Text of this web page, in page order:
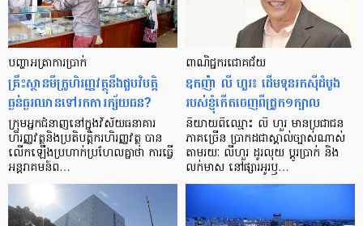
បញ្ហា​អត្រា​ការប្រាក់
គ្រឹះស្ថាន​មីក្រូ​ហិរញ្ញវត្ថុ​នឹង​ជួប​វិបត្តិ​
ធ្ងន់ធ្ងរ​ឈាន​ទៅ​រក​ការ​ក្ស័យធន?
ក្រុម​អ្នក​ជំនាញ​នៅ​ក្នុង​វិស័យ​ធនាគារ
ហិរញ្ញវត្ថុ​និង​ប្រតិបត្តិករ​ហិរញ្ញ​វត្ថុ បាន​​
លើក​ឡើង​ប្រហាក់​ប្រហែល​គ្នា​ថា ការ​ធ្វើ​
អន្តរាគមន៍​ព…
ពាណិជ្ជករជោគជ័យ
ឧកញ៉ា លី ហួរ៖ ដើមទុនរកស៊ីដំបូង
របស់ខ្ញុំកើតចេញពីជ្រូក១ក្បាល
និយាយ​ពី​ឈ្មោះ លី ហួរ មាន​ប្រជាជន​
ភាគ​ច្រើន ប្រាកដ​ជា​ស្គាល់​ច្បាស់​ណាស់
តាមរយៈ លីហួរ ដូរ​លុយ ប្តូរ​បា្រក់ និង​
លក់​មាស នៅ​ផ្សារ​អូរ​ឫ…